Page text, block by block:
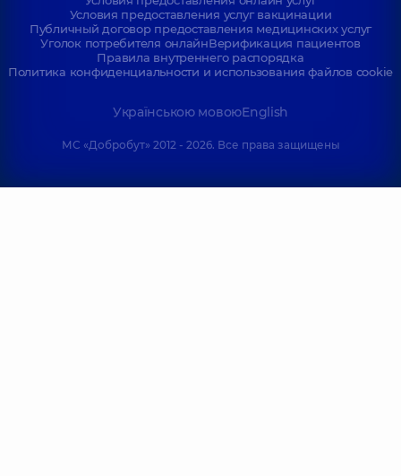
Условия предоставления услуг вакцинации
Публичный договор предоставления медицинских услуг
Уголок потребителя онлайнВерификация пациентов
Правила внутреннего распорядка
Политика конфиденциальности и использования файлов cookie
Українською мовоюEnglish
МС «Добробут» 2012 - 2026. Все права защищены